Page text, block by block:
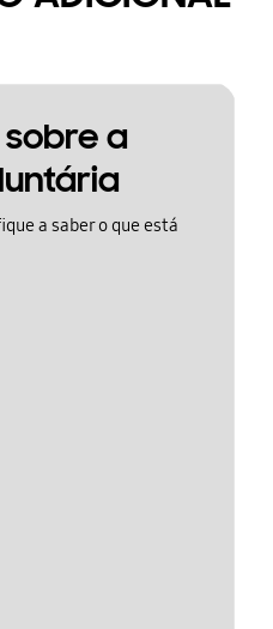
a
a saber o que está